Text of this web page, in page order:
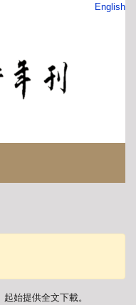
English
起始提供全文下載。